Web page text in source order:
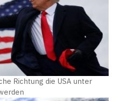
Richtung die USA unter